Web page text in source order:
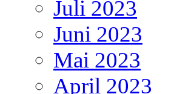
Juli 2023
Juni 2023
Mai 2023
April 2023